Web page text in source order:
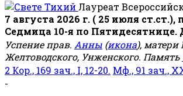
Лауреат
7 августа 2026 г. ( 25 июля ст.ст.),
Седмица 10-я по Пятидесятнице.
Успение прав. Анны (икона),
Желтоводского, Унженского. Память
2 Кор., 169 зач., I, 12-20. Мф., 91 зач.,
-